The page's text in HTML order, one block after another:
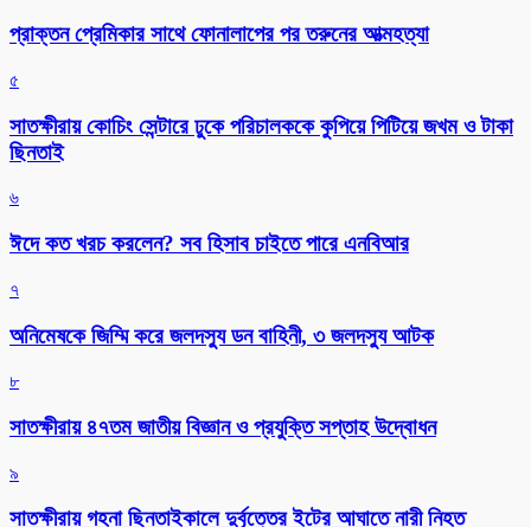
প্রাক্তন প্রেমিকার সাথে ফোনালাপের পর তরুনের আত্মহত্যা
৫
সাতক্ষীরায় কোচিং সেন্টারে ঢুকে পরিচালককে কুপিয়ে পিটিয়ে জখম ও টাকা
ছিনতাই
৬
ঈদে কত খরচ করলেন? সব হিসাব চাইতে পারে এনবিআর
৭
অনিমেষকে জিম্মি করে জলদস্যু ডন বাহিনী, ৩ জলদস্যু আটক
৮
সাতক্ষীরায় ৪৭তম জাতীয় বিজ্ঞান ও প্রযুক্তি সপ্তাহ উদ্বোধন
৯
সাতক্ষীরায় গহনা ছিনতাইকালে দুর্বৃত্তের ইটের আঘাতে নারী নিহত